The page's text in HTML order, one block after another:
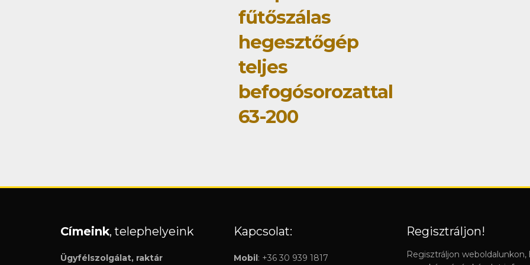
fűtőszálas
hegesztőgép
teljes
befogósorozattal
63-200
Címeink, telephelyeink
Ügyfélszolgálat, raktár
Kapcsolat:
Mobil: +36 30 939 1817
Regisztráljon!
Regisztráljon weboldalunkon,